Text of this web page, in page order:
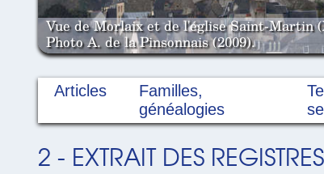
Vue de Morlaix et de l'église Saint-Martin
Photo A. de la Pinsonnais (2009).
Articles
Familles,
généalogies
2 - EXTRAIT DES